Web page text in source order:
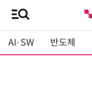
AI·SW 반도체